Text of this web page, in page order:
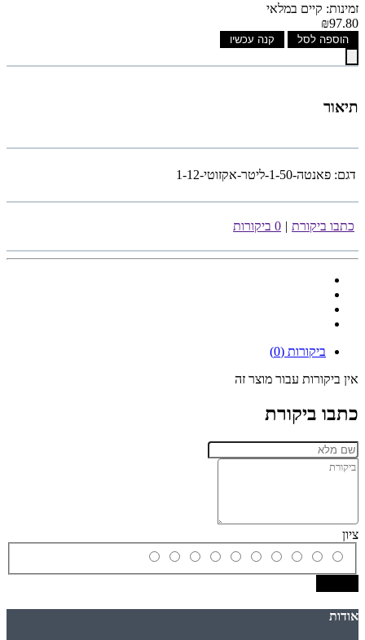
זמינות: קיים במלאי
₪97.80
הוספה לסל קנה עכשיו
תיאור
דגם: פאנטה-1-50-ליטר-אקזוטי-1-12
כתבו ביקורת | 0 ביקורות
ביקורות (0)
אין ביקורות עבור מוצר זה
כתבו ביקורת
ציון
אודות